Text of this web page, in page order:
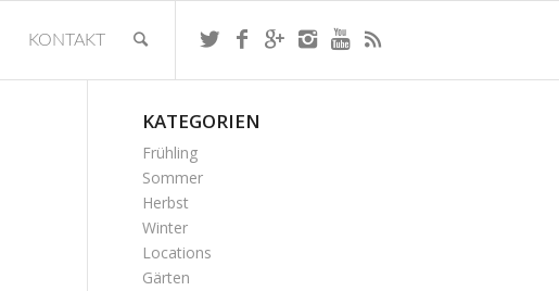
KONTAKT
KATEGORIEN
Frühling
Sommer
Herbst
Winter
Locations
Gärten